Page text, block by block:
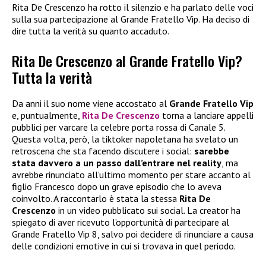
Rita De Crescenzo ha rotto il silenzio e ha parlato delle voci
sulla sua partecipazione al Grande Fratello Vip. Ha deciso di
dire tutta la verità su quanto accaduto.
Rita De Crescenzo al Grande Fratello Vip?
Tutta la verità
Da anni il suo nome viene accostato al Grande Fratello Vip
e, puntualmente, Rita De Crescenzo torna a lanciare appelli
pubblici per varcare la celebre porta rossa di Canale 5.
Questa volta, però, la tiktoker napoletana ha svelato un
retroscena che sta facendo discutere i social: sarebbe
stata davvero a un passo dall’entrare nel reality, ma
avrebbe rinunciato all’ultimo momento per stare accanto al
figlio Francesco dopo un grave episodio che lo aveva
coinvolto. A raccontarlo è stata la stessa Rita De
Crescenzo in un video pubblicato sui social. La creator ha
spiegato di aver ricevuto l’opportunità di partecipare al
Grande Fratello Vip 8, salvo poi decidere di rinunciare a causa
delle condizioni emotive in cui si trovava in quel periodo.